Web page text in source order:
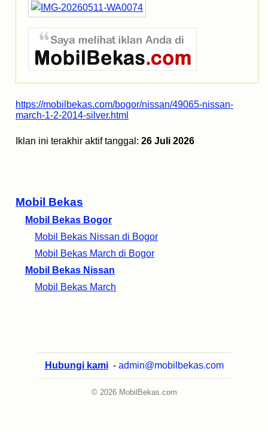
Mobil Bekas
Mobil Bekas Bogor
Mobil Bekas Nissan di Bogor
Mobil Bekas March di Bogor
Mobil Bekas Nissan
Mobil Bekas March
https://mobilbekas.com/bogor/nissan/49065-nissan-
march-1-2-2014-silver.html
Iklan ini terakhir aktif tanggal: 26 Juli 2026
Hubungi kami - admin@mobilbekas.com
© 2026 MobilBekas.com